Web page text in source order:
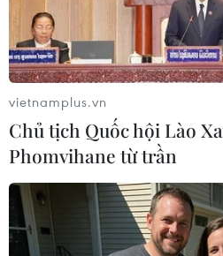
Cảnh sát khám xét nơi ở
vietnamplus.vn
Chủ tịch Quốc hội Lào
Phomvihane từ trần